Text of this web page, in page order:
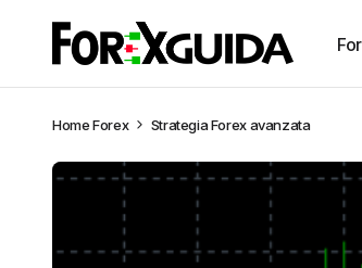
HomeForex Strategia Forex avanzata